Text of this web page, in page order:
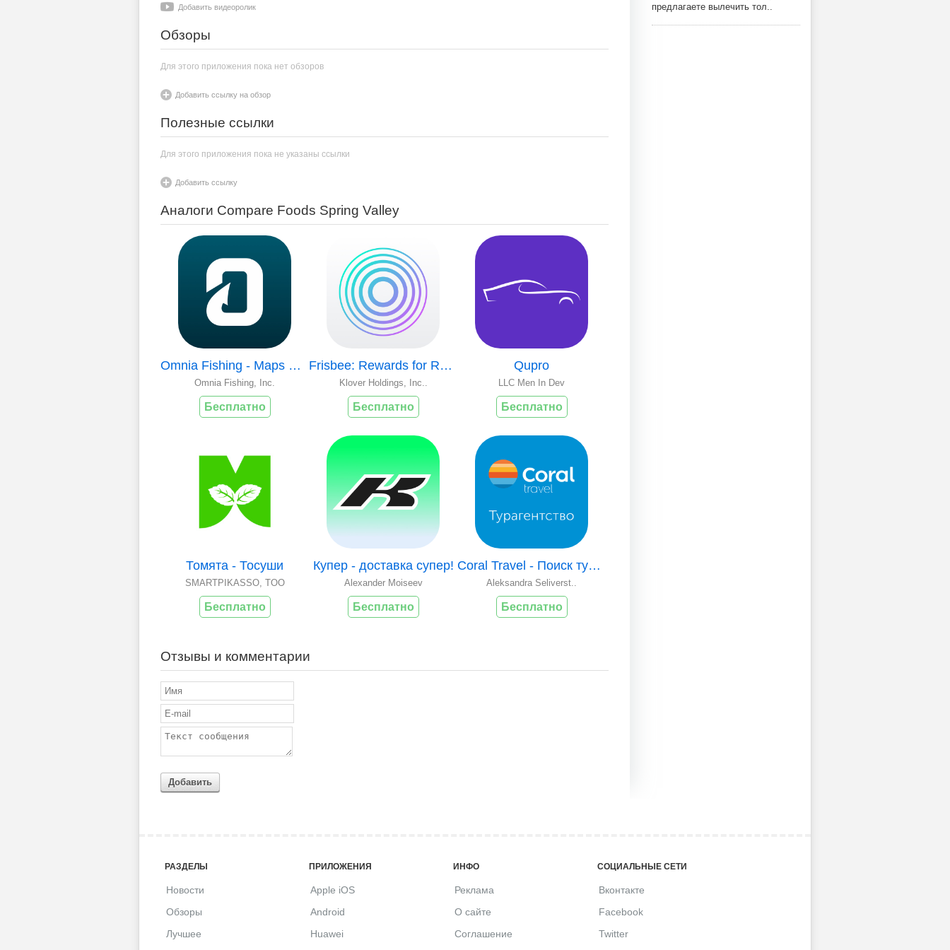
Добавить видеоролик
Обзоры
Для этого приложения пока нет обзоров
Добавить ссылку на обзор
Полезные ссылки
Для этого приложения пока не указаны ссылки
Добавить ссылку
Аналоги Compare Foods Spring Valley
Omnia Fishing - Maps & Tackle
Omnia Fishing, Inc.
Бесплатно
Frisbee: Rewards for Receipts
Klover Holdings, Inc..
Бесплатно
Qupro
LLC Men In Dev
Бесплатно
Томята - Тосуши
SMARTPIKASSO, TOO
Бесплатно
Купер - доставка супер!
Alexander Moiseev
Бесплатно
Coral Travel - Поиск туров
Aleksandra Seliverst..
Бесплатно
Отзывы и комментарии
Добавить
предлагаете вылечить тол..
РАЗДЕЛЫ
Новости
Обзоры
Лучшее
ПРИЛОЖЕНИЯ
Apple iOS
Android
Huawei
ИНФО
Реклама
О сайте
Соглашение
СОЦИАЛЬНЫЕ СЕТИ
Вконтакте
Facebook
Twitter